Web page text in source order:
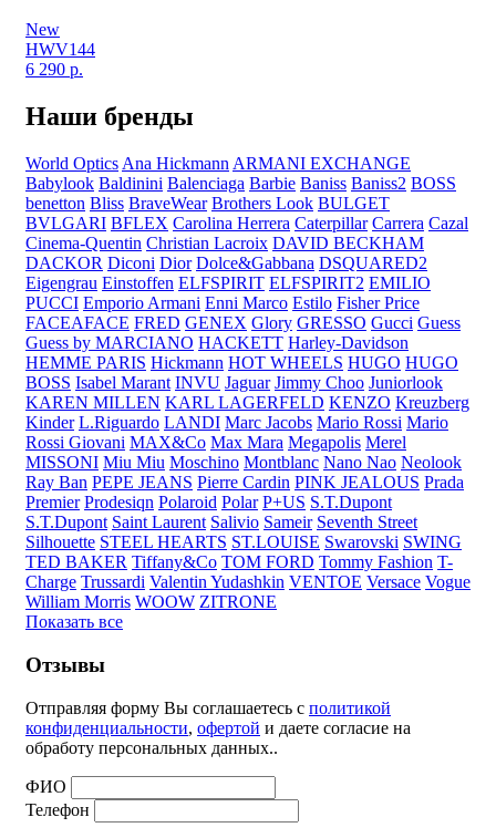
New
HWV144
6 290 р.
Наши бренды
World Optics Ana Hickmann ARMANI EXCHANGE
Babylook Baldinini Balenciaga Barbie Baniss Baniss2 BOSS
benetton Bliss BraveWear Brothers Look BULGET
BVLGARI BFLEX Carolina Herrera Caterpillar Carrera Cazal
Cinema-Quentin Christian Lacroix DAVID BECKHAM
DACKOR Diconi Dior Dolce&Gabbana DSQUARED2
Eigengrau Einstoffen ELFSPIRIT ELFSPIRIT2 EMILIO
PUCCI Emporio Armani Enni Marco Estilo Fisher Price
FACEAFACE FRED GENEX Glory GRESSO Gucci Guess
Guess by MARCIANO HACKETT Harley-Davidson
HEMME PARIS Hickmann HOT WHEELS HUGO HUGO
BOSS Isabel Marant INVU Jaguar Jimmy Choo Juniorlook
KAREN MILLEN KARL LAGERFELD KENZO Kreuzberg
Kinder L.Riguardo LANDI Marc Jacobs Mario Rossi Mario
Rossi Giovani MAX&Co Max Mara Megapolis Merel
MISSONI Miu Miu Moschino Montblanc Nano Nao Neolook
Ray Ban PEPE JEANS Pierre Cardin PINK JEALOUS Prada
Premier Prodesiqn Polaroid Polar P+US S.T.Dupont
S.T.Dupont Saint Laurent Salivio Sameir Seventh Street
Silhouette STEEL HEARTS ST.LOUISE Swarovski SWING
TED BAKER Tiffany&Co TOM FORD Tommy Fashion T-
Charge Trussardi Valentin Yudashkin VENTOE Versace Vogue
William Morris WOOW ZITRONE
Показать все
Отзывы
Отправляя форму Вы соглашаетесь с политикой
конфиденциальности, офертой и даете согласие на
обработу персональных данных..
ФИО
Телефон